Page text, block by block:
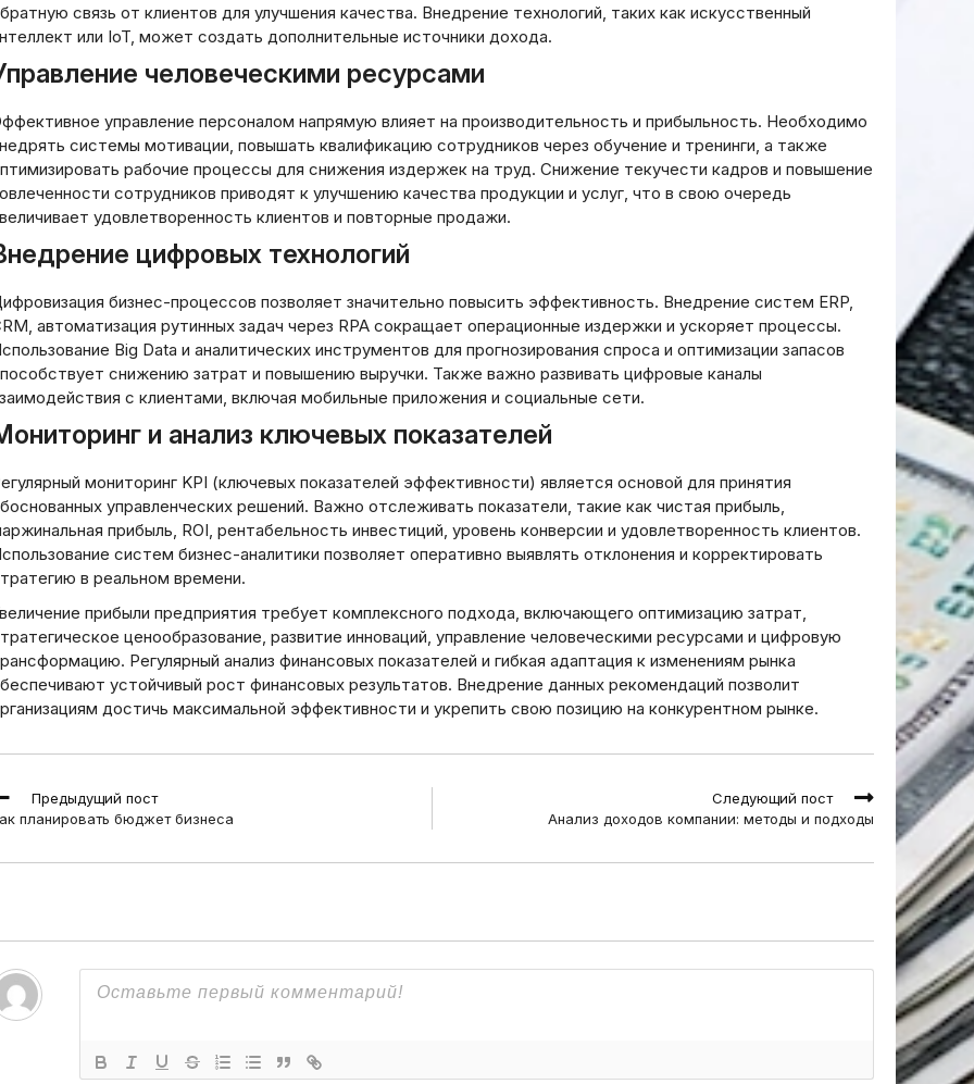
связь от клиентов для улучшения качества. Внедрение технологий, таких как искусственный
или IoT, может создать дополнительные источники дохода.
человеческими ресурсами
управление персоналом напрямую влияет на производительность и прибыльность. Необходимо
системы мотивации, повышать квалификацию сотрудников через обучение и тренинги, а также
рабочие процессы для снижения издержек на труд. Снижение текучести кадров и повышение
сотрудников приводят к улучшению качества продукции и услуг, что в свою очередь
удовлетворенность клиентов и повторные продажи.
цифровых технологий
бизнес-процессов позволяет значительно повысить эффективность. Внедрение систем ERP,
автоматизация рутинных задач через RPA сокращает операционные издержки и ускоряет процессы.
Big Data и аналитических инструментов для прогнозирования спроса и оптимизации запасов
снижению затрат и повышению выручки. Также важно развивать цифровые каналы
с клиентами, включая мобильные приложения и социальные сети.
и анализ ключевых показателей
мониторинг KPI (ключевых показателей эффективности) является основой для принятия
управленческих решений. Важно отслеживать показатели, такие как чистая прибыль,
прибыль, ROI, рентабельность инвестиций, уровень конверсии и удовлетворенность клиентов.
систем бизнес-аналитики позволяет оперативно выявлять отклонения и корректировать
в реальном времени.
прибыли предприятия требует комплексного подхода, включающего оптимизацию затрат,
ценообразование, развитие инноваций, управление человеческими ресурсами и цифровую
Регулярный анализ финансовых показателей и гибкая адаптация к изменениям рынка
устойчивый рост финансовых результатов. Внедрение данных рекомендаций позволит
достичь максимальной эффективности и укрепить свою позицию на конкурентном рынке.
Предыдущий пост
планировать бюджет бизнеса
Следующий пост
Анализ доходов компании: методы и подходы
займы без
правовые
преимущества и
Стратегия долгосрочного
инвестирования:
фундаментальный подход к
построению капитала
20.03.2026
Как оформить займ через
приложение: пошаговое
руководство
20.03.2026